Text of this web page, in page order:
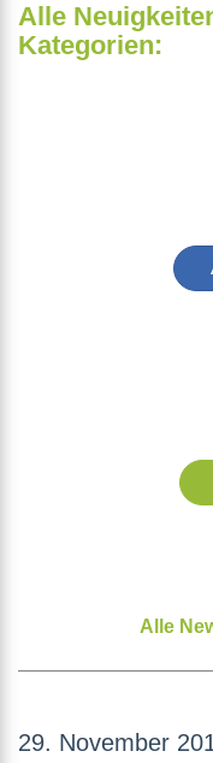
Alle
Kategorien:
Alle
29. November